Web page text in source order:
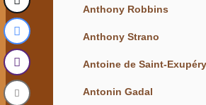
Anthony Robbins
Anthony Strano
Antoine de Saint-Exupéry
Antonin Gadal